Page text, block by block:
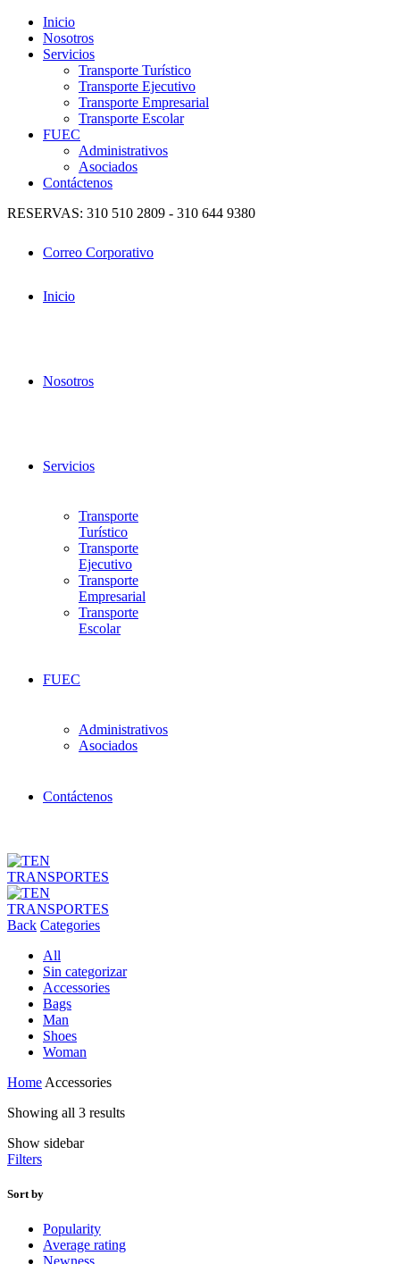
Inicio
Nosotros
Servicios
Transporte Turístico
Transporte Ejecutivo
Transporte Empresarial
Transporte Escolar
FUEC
Administrativos
Asociados
Contáctenos
RESERVAS: 310 510 2809 - 310 644 9380
Correo Corporativo
Inicio
Nosotros
Servicios
Transporte
Turístico
Transporte
Ejecutivo
Transporte
Empresarial
Transporte
Escolar
FUEC
Administrativos
Asociados
Contáctenos
Back Categories
All
Sin categorizar
Accessories
Bags
Man
Shoes
Woman
Home Accessories
Showing all 3 results
Show sidebar
Filters
Sort by
Popularity
Average rating